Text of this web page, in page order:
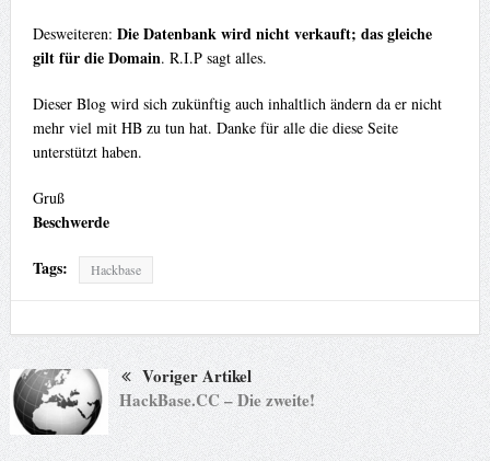
Desweiteren: Die Datenbank wird nicht verkauft; das gleiche
gilt für die Domain. R.I.P sagt alles.
Dieser Blog wird sich zukünftig auch inhaltlich ändern da er nicht
mehr viel mit HB zu tun hat. Danke für alle die diese Seite
unterstützt haben.
Gruß
Beschwerde
Tags:
Hackbase
Voriger Artikel
HackBase.CC – Die zweite!